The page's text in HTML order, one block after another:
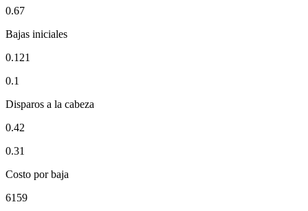
0.67
Bajas iniciales
0.121
0.1
Disparos a la cabeza
0.42
0.31
Costo por baja
6159